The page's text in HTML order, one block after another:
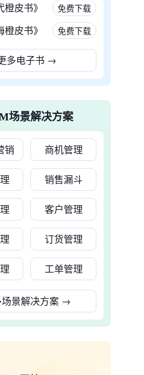
橙皮书》 免费下载
橙皮书》 免费下载
多电子书 →
场景解决方案
销 商机管理
销售漏斗
客户管理
订货管理
工单管理
景解决方案 →